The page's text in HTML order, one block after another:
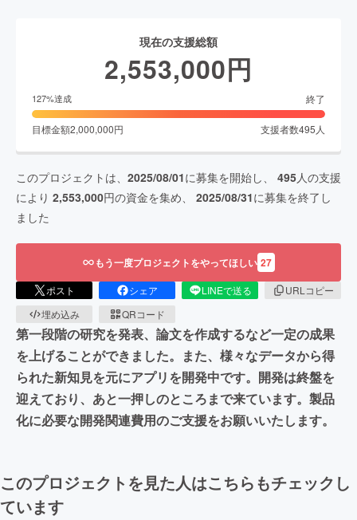
現在の支援総額
2,553,000円
127%達成 終了
目標金額2,000,000円 支援者数495 人
このプロジェクトは、 2025/08/01に募集を開始し、 495人の支援
により 2,553,000円の資金を集め、 2025/08/31に募集を終了し
ました
もう一度プロジェクトをやってほしい 27
ポスト シェア LINEで送る
URLコピー
埋め込み
QRコード
第一段階の研究を発表、論文を作成するなど一定の成果
を上げることができました。また、様々なデータから得
られた新知見を元にアプリを開発中です。開発は終盤を
迎えており、あと一押しのところまで来ています。製品
化に必要な開発関連費用のご支援をお願いいたします。
このプロジェクトを見た人はこちらもチェックし
ています